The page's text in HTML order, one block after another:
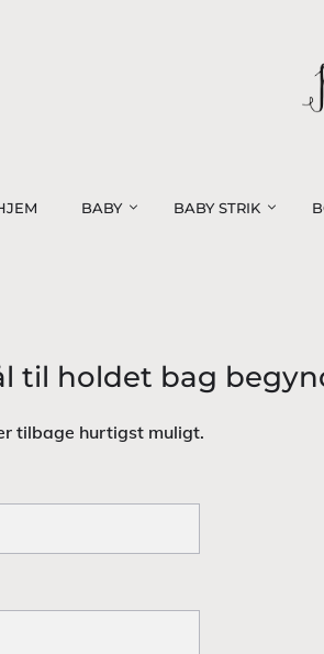
BABY BABY STRIK
til holdet bag
tilbage hurtigst muligt.